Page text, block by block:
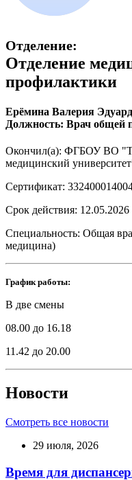
Отделение:
Отделение
профилактики
Ерёмина Валерия
Должность: Врач общей
Окончил(а): ФГБОУ ВО
медицинский
Сертификат:
Срок действия: 12.05.2026
Специальность: Общая
медицина)
График работы:
В две смены
08.00 до 16.18
11.42 до 20.00
Новости
Смотреть все новости
29 июля, 2026
Время для